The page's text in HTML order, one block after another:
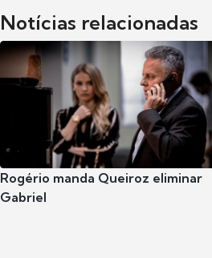
Notícias relacionadas
Rogério manda Queiroz eliminar
Gabriel